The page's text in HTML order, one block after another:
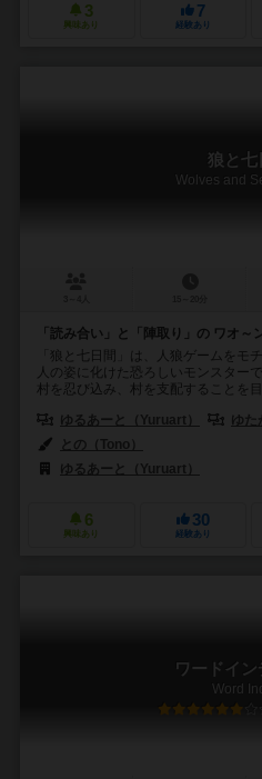
3
興味あり
7
経験あり
狼と七
Wolves and
「読み合い」と「陣取り」の ワオ～
「狼と七日間」は、人狼ゲームをモ
人の姿に化けた恐ろしいモンスター
村を忍び込み、村を支配することを
ゆるあーと（Yuruart）
ゆた
との（Tono）
ゆるあーと（Yuruart）
6
興味あり
30
経験あり
ワードイン
Word